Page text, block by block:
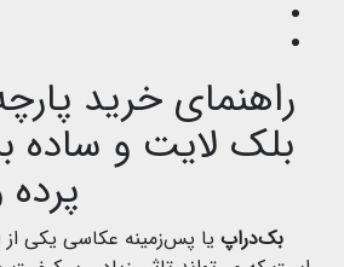
راهنمای خرید
بلک لایت و ساده
بک‌دراپ یا پس‌زمینه عکاسی یکی از